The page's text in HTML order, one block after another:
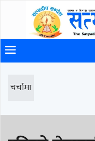
चर्चामा